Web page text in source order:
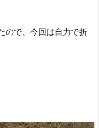
ので、今回は自力で折